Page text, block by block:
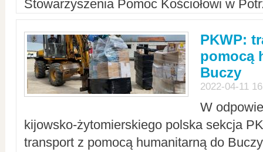
Stowarzyszenia Pomoc Kościołowi w
PKWP:
pomocą
Buczy
2022-04-11
W
kijowsko-żytomierskiego polska sekcja
transport z pomocą humanitarną do